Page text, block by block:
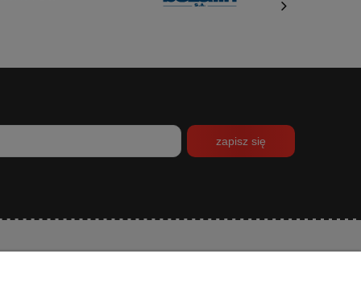
zapisz się
INFORMACJE O NAS